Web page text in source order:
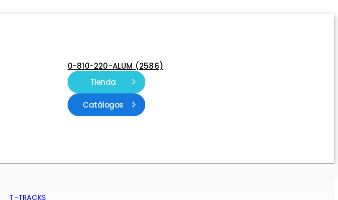
0-810-220-ALUM (2586)
Tienda
Catálogos
T-TRACKS